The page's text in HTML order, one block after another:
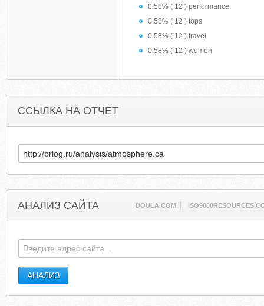
0.58% ( 12 ) performance
0.58% ( 12 ) tops
0.58% ( 12 ) travel
0.58% ( 12 ) women
ССЫЛКА НА ОТЧЕТ
АНАЛИЗ САЙТА DOULA.COM